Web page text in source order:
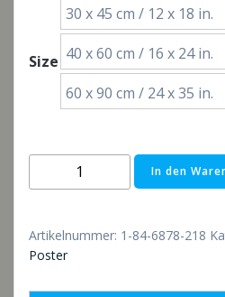
Size
30 x 45 cm / 12 x 18 in.
40 x 60 cm / 16 x 24 in.
60 x 90 cm / 24 x 35 in.
Strandimpressionen
Winter
Menge
In den
Artikelnummer: 1-84-6878-218
Poster